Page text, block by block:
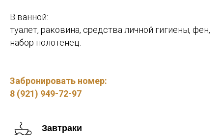
В ванной:
туалет, раковина, средства личной гигиены, фен,
набор полотенец.
Забронировать номер:
8 (921) 949-72-97
Завтраки